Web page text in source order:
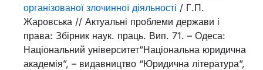
організованої злочинної діяльності / Г.П.
Жаровська // Актуальні проблеми держави і
права: Збірник наук. праць. Вип. 71. – Одеса:
Національний університет”Національна юридична
академія”, – видавництво “Юридична література”,